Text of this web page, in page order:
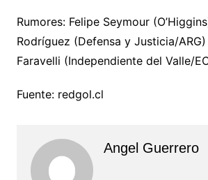
Rumores: Felipe Seymour
Rodríguez (Defensa y Justicia/
Faravelli (Independiente del Valle/
Fuente: redgol.cl
Angel Guerrero